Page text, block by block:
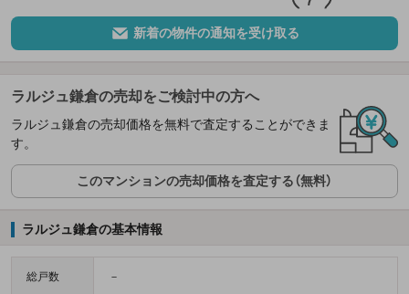
新着の物件の通知を受け取る
ラルジュ鎌倉の売却をご検討中の方へ
ラルジュ鎌倉の売却価格を無料で査定することができま
す。
このマンションの売却価格を査定する（無料）
ラルジュ鎌倉の基本情報
総戸数 －